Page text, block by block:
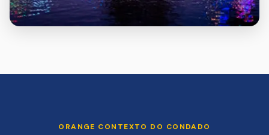
ORANGE CONTEXTO DO CONDADO